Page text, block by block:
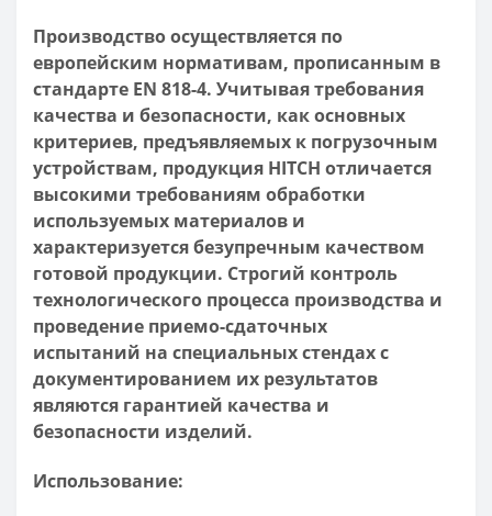
Производство осуществляется по
европейским нормативам, прописанным в
стандарте EN 818-4. Учитывая требования
качества и безопасности, как основных
критериев, предъявляемых к погрузочным
устройствам, продукция HITCH отличается
высокими требованиям обработки
используемых материалов и
характеризуется безупречным качеством
готовой продукции. Строгий контроль
технологического процесса производства и
проведение приемо-сдаточных
испытаний на специальных стендах с
документированием их результатов
являются гарантией качества и
безопасности изделий.
Использование: